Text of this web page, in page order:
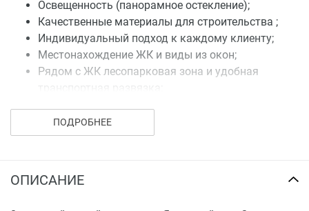
Освещенность (панорамное остекление);
Качественные материалы для строительства ;
Индивидуальный подход к каждому клиенту;
Местонахождение ЖК и виды из окон;
Рядом с ЖК лесопарковая зона и удобная
квартир от 60 кв.м.
Огороженная территория и парковочные места;
ПОДРОБНЕЕ
ОПИСАНИЕ